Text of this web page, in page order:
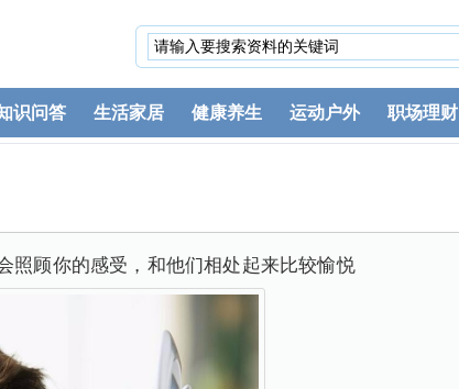
识问答 生活家居 健康养生 运动户外 职场理财
照顾你的感受，和他们相处起来比较愉悦